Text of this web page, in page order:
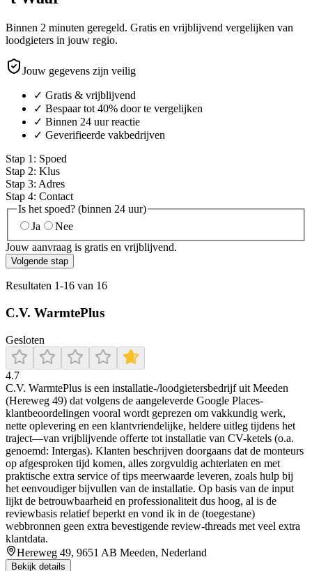
Binnen 2 minuten geregeld. Gratis en vrijblijvend vergelijken van
loodgieters in jouw regio.
Jouw gegevens zijn veilig
✓ Gratis & vrijblijvend
✓ Bespaar tot 40% door te vergelijken
✓ Binnen 24 uur reactie
✓ Geverifieerde vakbedrijven
Stap 1 : Spoed
Stap 2: Klus
Stap 3: Adres
Stap 4: Contact
Is het spoed? (binnen 24 uur)
Ja
Nee
Jouw aanvraag is gratis en vrijblijvend.
Volgende stap
Resultaten 1-16 van 16
C.V. WarmtePlus
Gesloten
4.7
C.V. WarmtePlus is een installatie-/loodgietersbedrijf uit Meeden
(Hereweg 49) dat volgens de aangeleverde Google Places-
klantbeoordelingen vooral wordt geprezen om vakkundig werk,
nette oplevering en een klantvriendelijke, heldere uitleg tijdens het
traject—van vrijblijvende offerte tot installatie van CV-ketels (o.a.
genoemd: Intergas). Klanten beschrijven doorgaans dat de monteurs
op afgesproken tijd komen, alles zorgvuldig achterlaten en met
praktische extra service of tips meerwaarde leveren, zoals hulp bij
het eenvoudiger bijvullen van de installatie. Op basis van de input
lijkt de betrouwbaarheid en professionaliteit dus hoog, al is de
reviewbasis relatief beperkt en vond ik in de (toegestane)
webbronnen geen extra bevestigende review-threads met veel extra
klantdata.
Hereweg 49, 9651 AB Meeden, Nederland
Bekijk details